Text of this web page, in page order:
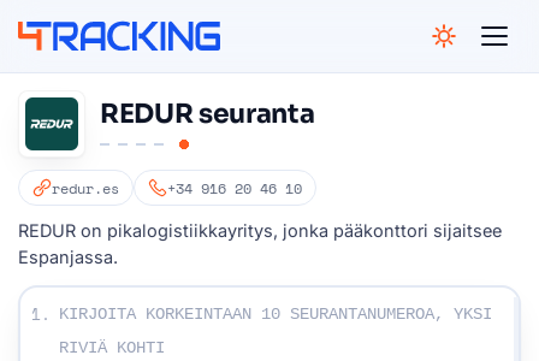
REDUR seuranta
redur.es +34 916 20 46 10
REDUR on pikalogistiikkayritys, jonka pääkonttori sijaitsee
Espanjassa.
Kirjoita seurannumerosi:
1.